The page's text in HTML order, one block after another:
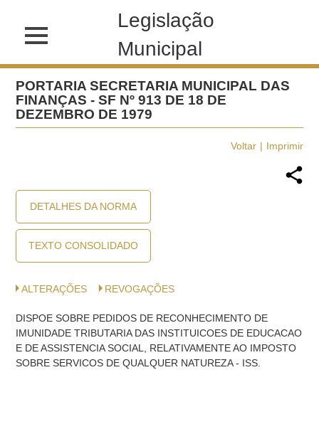
Legislação
Municipal
PORTARIA SECRETARIA MUNICIPAL DAS
FINANÇAS - SF Nº 913 DE 18 DE
DEZEMBRO DE 1979
Voltar Imprimir
DETALHES DA NORMA
TEXTO CONSOLIDADO
ALTERAÇÕES REVOGAÇÕES
DISPOE SOBRE PEDIDOS DE RECONHECIMENTO DE
IMUNIDADE TRIBUTARIA DAS INSTITUICOES DE EDUCACAO
E DE ASSISTENCIA SOCIAL, RELATIVAMENTE AO IMPOSTO
SOBRE SERVICOS DE QUALQUER NATUREZA - ISS.